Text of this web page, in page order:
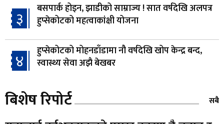
३
बसपार्क होइन, झाडीको साम्राज्य ! सात वर्षदेखि अलपत्र
हुप्सेकोटको महत्वाकांक्षी योजना
४
हुप्सेकोटको मोहनडाँडामा नौ वर्षदेखि खोप केन्द्र बन्द,
स्वास्थ्य सेवा अझै बेखबर
५ हाम्रो चेतना, नेतृत्व, सभ्यता र भविष्य
बिशेष रिपोर्ट सबै